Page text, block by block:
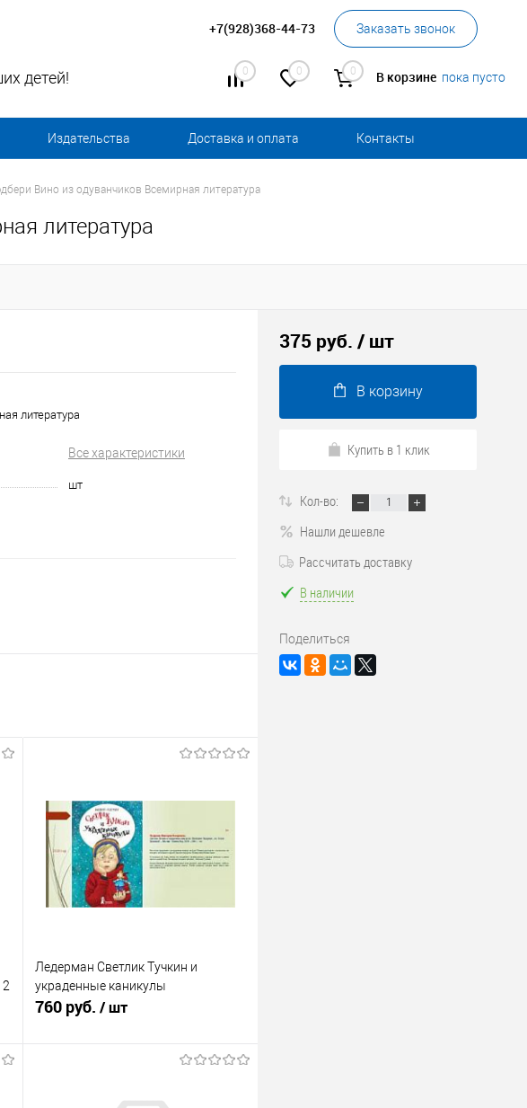
+7(928)368-44-73 Заказать звонок
0 0 0 В корзине пока пусто
детей!
Издательства Доставка и оплата Контакты
Вино из одуванчиков Всемирная литература
литература
литература
Все характеристики
шт
2
Ледерман Светлик Тучкин и
украденные каникулы
760 руб. / шт
375 руб. / шт
В корзину
Купить в 1 клик
Кол-во:
Нашли дешевле
Рассчитать доставку
В наличии
Поделиться